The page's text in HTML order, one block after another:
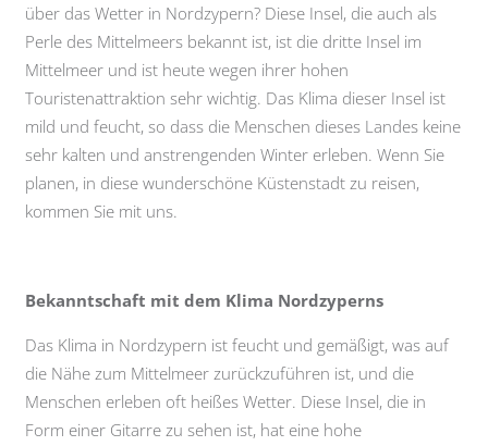
über das Wetter in Nordzypern? Diese Insel, die auch als
Perle des Mittelmeers bekannt ist, ist die dritte Insel im
Mittelmeer und ist heute wegen ihrer hohen
Touristenattraktion sehr wichtig. Das Klima dieser Insel ist
mild und feucht, so dass die Menschen dieses Landes keine
sehr kalten und anstrengenden Winter erleben. Wenn Sie
planen, in diese wunderschöne Küstenstadt zu reisen,
kommen Sie mit uns.
Bekanntschaft mit dem Klima Nordzyperns
Das Klima in Nordzypern ist feucht und gemäßigt, was auf
die Nähe zum Mittelmeer zurückzuführen ist, und die
Menschen erleben oft heißes Wetter. Diese Insel, die in
Form einer Gitarre zu sehen ist, hat eine hohe